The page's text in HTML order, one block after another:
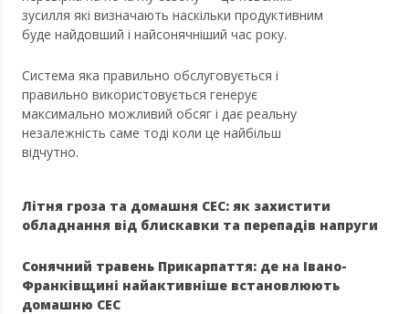
зусилля які визначають наскільки продуктивним
буде найдовший і найсонячніший час року.
Система яка правильно обслуговується і
правильно використовується генерує
максимально можливий обсяг і дає реальну
незалежність саме тоді коли це найбільш
відчутно.
Літня гроза та домашня СЕС: як захистити
обладнання від блискавки та перепадів напруги
Сонячний травень Прикарпаття: де на Івано-
Франківщині найактивніше встановлюють
домашню СЕС